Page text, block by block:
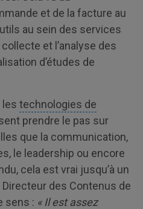
et de la facture au
au sein des services
et l’analyse des
d’études de
les technologies de
prendre le pas sur
que la communication,
le leadership ou encore
cela est vrai jusqu’à un
des Contenus de
sens : « Il est assez